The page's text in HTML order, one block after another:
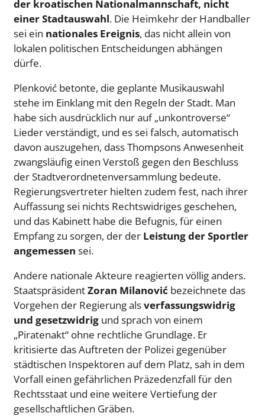
der kroatischen Nationalmannschaft, nicht
einer Stadtauswahl. Die Heimkehr der Handballer
sei ein nationales Ereignis, das nicht allein von
lokalen politischen Entscheidungen abhängen
dürfe.
Plenković betonte, die geplante Musikauswahl
stehe im Einklang mit den Regeln der Stadt. Man
habe sich ausdrücklich nur auf „unkontroverse“
Lieder verständigt, und es sei falsch, automatisch
davon auszugehen, dass Thompsons Anwesenheit
zwangsläufig einen Verstoß gegen den Beschluss
der Stadtverordnetenversammlung bedeute.
Regierungsvertreter hielten zudem fest, nach ihrer
Auffassung sei nichts Rechtswidriges geschehen,
und das Kabinett habe die Befugnis, für einen
Empfang zu sorgen, der der Leistung der Sportler
angemessen sei.
Andere nationale Akteure reagierten völlig anders.
StaatspräsidentZoran Milanović bezeichnete das
Vorgehen der Regierung alsverfassungswidrig
und gesetzwidrig und sprach von einem
„Piratenakt“ ohne rechtliche Grundlage. Er
kritisierte das Auftreten der Polizei gegenüber
städtischen Inspektoren auf dem Platz, sah in dem
Vorfall einen gefährlichen Präzedenzfall für den
Rechtsstaat und eine weitere Vertiefung der
gesellschaftlichen Gräben.